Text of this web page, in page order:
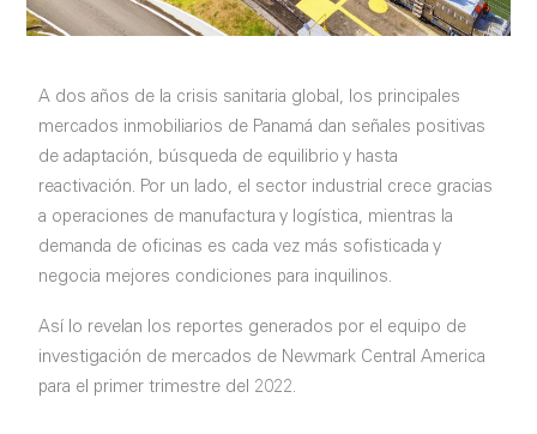
A dos años de la crisis sanitaria global, los principales
mercados inmobiliarios de Panamá dan señales positivas
de adaptación, búsqueda de equilibrio y hasta
reactivación. Por un lado, el sector industrial crece gracias
a operaciones de manufactura y logística, mientras la
demanda de oficinas es cada vez más sofisticada y
negocia mejores condiciones para inquilinos.
Así lo revelan los reportes generados por el equipo de
investigación de mercados de Newmark Central America
para el primer trimestre del 2022.